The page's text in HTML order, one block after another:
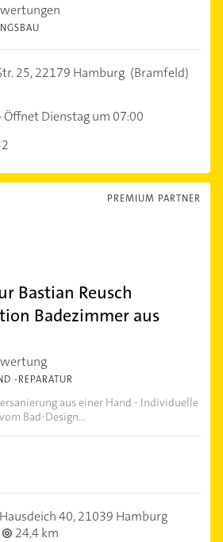
25,22179 Hamburg (Bramfeld)
Öffnet Dienstag um 07:00
PREMIUM PARTNER
Bastian Reusch
Badezimmer aus
-REPARATUR
aus einer Hand - Individuelle
Bad-Design...
40,21039 Hamburg
24,4 km